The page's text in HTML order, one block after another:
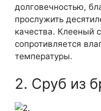
долговечностью,
прослужить
качества. Клееный
сопротивляется
температуры.
2. Сруб из